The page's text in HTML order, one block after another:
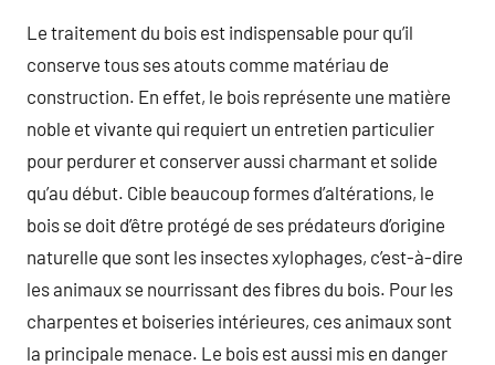
Le traitement du bois est indispensable pour qu’il
conserve tous ses atouts comme matériau de
construction. En effet, le bois représente une matière
noble et vivante qui requiert un entretien particulier
pour perdurer et conserver aussi charmant et solide
qu’au début. Cible beaucoup formes d’altérations, le
bois se doit d’être protégé de ses prédateurs d’origine
naturelle que sont les insectes xylophages, c’est-à-dire
les animaux se nourrissant des fibres du bois. Pour les
charpentes et boiseries intérieures, ces animaux sont
la principale menace. Le bois est aussi mis en danger